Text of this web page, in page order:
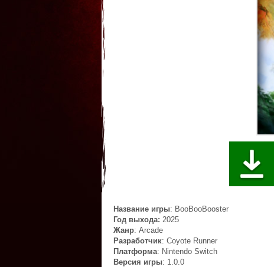
Название игры: BooBooBooster
Год выхода: 2025
Жанр: Arcade
Разработчик: Coyote Runner
Платформа: Nintendo Switch
Версия игры: 1.0.0